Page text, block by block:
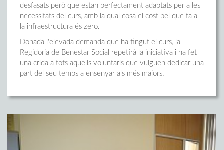
desfasats però que estan perfectament adaptats per a les
necessitats del curs, amb la qual cosa el cost pel que fa a
la infraestructura és zero.
Donada l'elevada demanda que ha tingut el curs, la
Regidoria de Benestar Social repetirà la iniciativa i ha fet
una crida a tots aquells voluntaris que vulguen dedicar una
part del seu temps a ensenyar als més majors.